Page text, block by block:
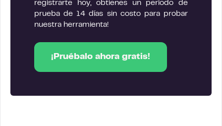
registrarte hoy, obtienes un período de
prueba de 14 días sin costo para probar
nuestra herramienta!
¡Pruébalo ahora gratis!